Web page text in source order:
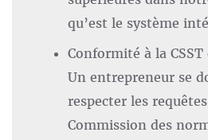
qu’est le système
Conformité à la CSST
Un entrepreneur se
respecter les
Commission des